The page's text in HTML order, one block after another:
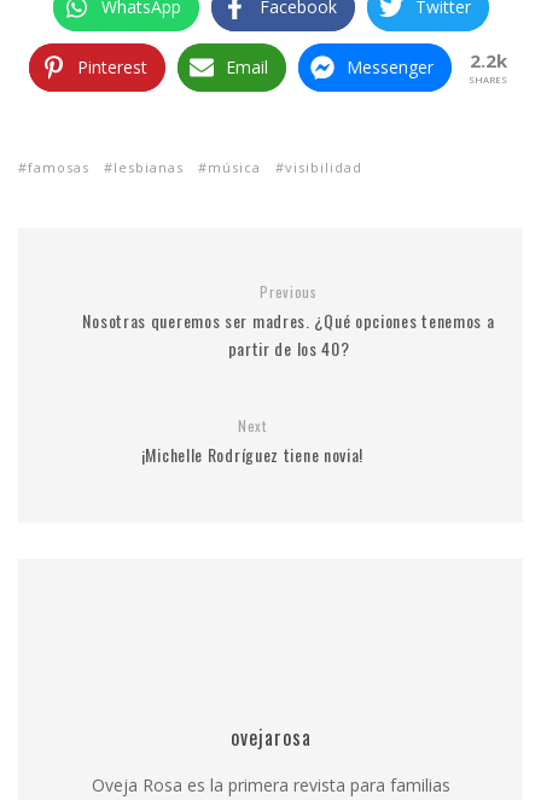
WhatsApp Facebook Twitter
Pinterest Email Messenger 2.2k
SHARES
famosas lesbianas música visibilidad
Previous
Nosotras queremos ser madres. ¿Qué opciones tenemos a
partir de los 40?
Next
¡Michelle Rodríguez tiene novia!
ovejarosa
Oveja Rosa es la primera revista para familias